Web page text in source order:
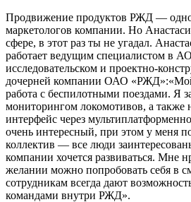
Продвижение продуктов РЖД —
маркетологов компании. Но
сфере, в этот раз ты не угадал.
работает ведущим специалистом
исследовательском и проектно-
дочерней компании ОАО
работа с беспилотными поездами. Я
мониторингом локомотивов, а также
интерфейс через
очень интересный, при этом у меня
коллектив — все люди
компании хочется развиваться. Мне
желании можно попробовать себя в
сотрудникам всегда дают
командами внутри РЖД».